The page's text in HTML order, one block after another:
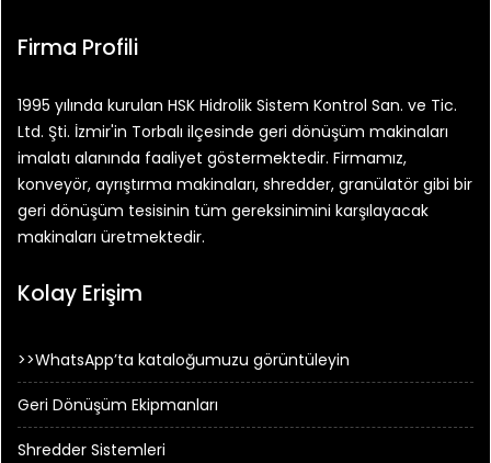
Firma Profili
1995 yılında kurulan HSK Hidrolik Sistem Kontrol San. ve Tic.
Ltd. Şti. İzmir'in Torbalı ilçesinde geri dönüşüm makinaları
imalatı alanında faaliyet göstermektedir. Firmamız,
konveyör, ayrıştırma makinaları, shredder, granülatör gibi bir
geri dönüşüm tesisinin tüm gereksinimini karşılayacak
makinaları üretmektedir.
Kolay Erişim
>>WhatsApp’ta kataloğumuzu görüntüleyin
Geri Dönüşüm Ekipmanları
Shredder Sistemleri